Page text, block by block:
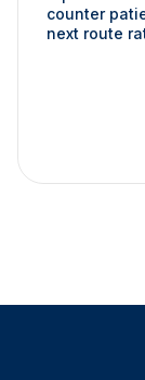
counter
next route